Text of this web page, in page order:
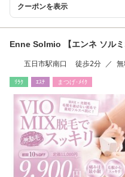
クーポンを表示
Enne Solmio 【エンネ ソルミ
五日市駅南口 徒歩2分 ／ 無
ﾘﾗｸ ｴｽﾃ まつげ･ﾒｲｸ